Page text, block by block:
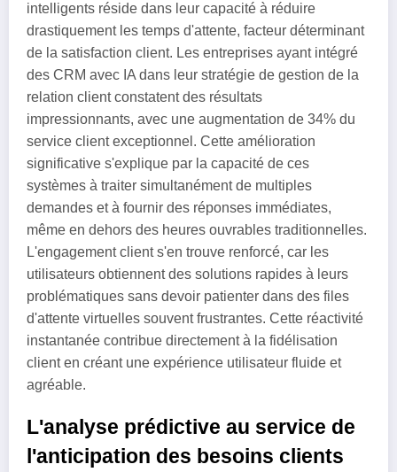
intelligents réside dans leur capacité à réduire
drastiquement les temps d'attente, facteur déterminant
de la satisfaction client. Les entreprises ayant intégré
des CRM avec IA dans leur stratégie de gestion de la
relation client constatent des résultats
impressionnants, avec une augmentation de 34% du
service client exceptionnel. Cette amélioration
significative s'explique par la capacité de ces
systèmes à traiter simultanément de multiples
demandes et à fournir des réponses immédiates,
même en dehors des heures ouvrables traditionnelles.
L'engagement client s'en trouve renforcé, car les
utilisateurs obtiennent des solutions rapides à leurs
problématiques sans devoir patienter dans des files
d'attente virtuelles souvent frustrantes. Cette réactivité
instantanée contribue directement à la fidélisation
client en créant une expérience utilisateur fluide et
agréable.
L'analyse prédictive au service de
l'anticipation des besoins clients